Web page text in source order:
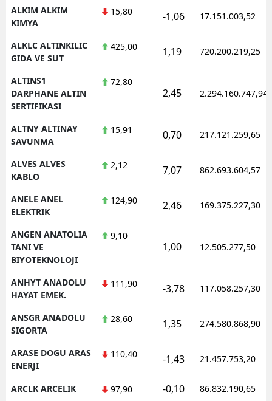
ALKIM ALKIM
KIMYA
15,80 -1,06 17.151.003,52
ALKLC ALTINKILIC
GIDA VE SUT
425,00 1,19 720.200.219,25
ALTINS1
DARPHANE ALTIN
SERTIFIKASI
72,80
2,45 2.294.160.747,94
ALTNY ALTINAY
SAVUNMA
15,91 0,70 217.121.259,65
ALVES ALVES
KABLO
2,12 7,07 862.693.604,57
ANELE ANEL
ELEKTRIK
124,90 2,46 169.375.227,30
ANGEN ANATOLIA
TANI VE
BIYOTEKNOLOJI
9,10
1,00 12.505.277,50
ANHYT ANADOLU
HAYAT EMEK.
111,90 -3,78 117.058.257,30
ANSGR ANADOLU
SIGORTA
28,60 1,35 274.580.868,90
ARASE DOGU ARAS
ENERJI
110,40 -1,43 21.457.753,20
ARCLK ARCELIK 97,90 -0,10 86.832.190,65